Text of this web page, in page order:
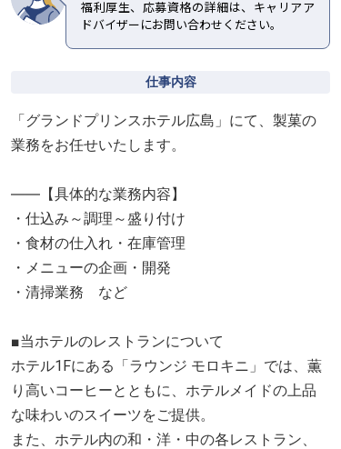
福利厚生、応募資格の詳細は、キャリアア
ドバイザーにお問い合わせください。
仕事内容
「グランドプリンスホテル広島」にて、製菓の
業務をお任せいたします。
――【具体的な業務内容】
・仕込み～調理～盛り付け
・食材の仕入れ・在庫管理
・メニューの企画・開発
・清掃業務 など
■当ホテルのレストランについて
ホテル1Fにある「ラウンジ モロキニ」では、薫
り高いコーヒーとともに、ホテルメイドの上品
な味わいのスイーツをご提供。
また、ホテル内の和・洋・中の各レストラン、